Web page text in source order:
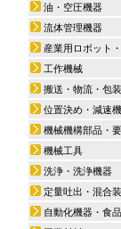
油・空圧機器
流体管理機器
産業用ロボット
工作機械
搬送・物流・包
位置決め・減速
機械機構部品・
機械工具
洗浄・洗浄機器
定量吐出・混合
自動化機器・食